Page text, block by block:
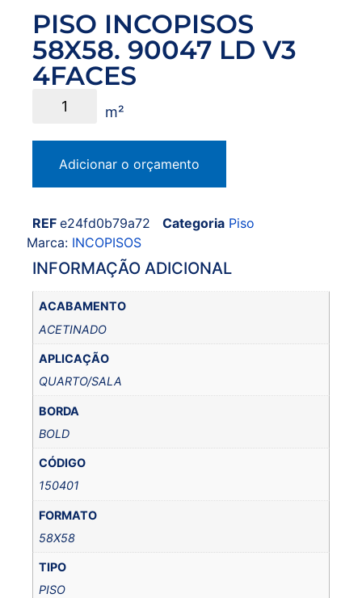
PISO INCOPISOS
58X58. 90047 LD V3
4FACES
Adicionar o orçamento
REF e24fd0b79a72 Categoria Piso
Marca: INCOPISOS
INFORMAÇÃO ADICIONAL
ACABAMENTO
ACETINADO
APLICAÇÃO
QUARTO/SALA
BORDA
BOLD
CÓDIGO
150401
FORMATO
58X58
TIPO
PISO